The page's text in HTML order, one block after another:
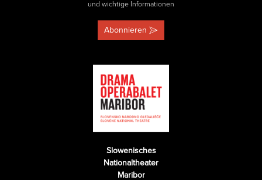
und wichtige Informationen
Abonnieren
Slowenisches
Nationaltheater
Maribor